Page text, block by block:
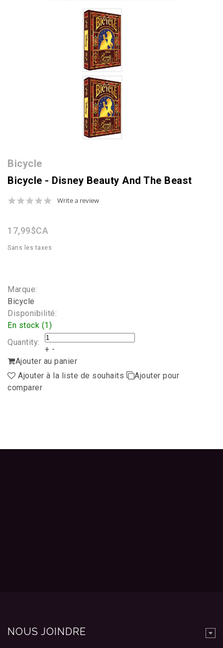
Bicycle
Bicycle - Disney Beauty And The Beast
0.0
Write a review
17,99$CA
Sans les taxes
Marque:
Bicycle
Disponibilité:
En stock (1)
Quantity:
+ -
Ajouter au panier
Ajouter à la liste de souhaits
Ajouter pour
comparer
NOUS JOINDRE